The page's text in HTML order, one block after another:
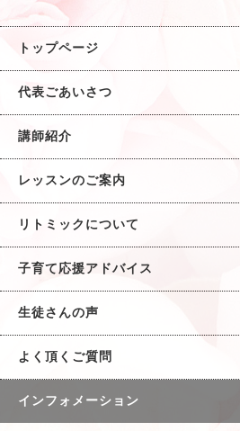
トップページ
代表ごあいさつ
講師紹介
レッスンのご案内
リトミックについて
子育て応援アドバイス
生徒さんの声
よく頂くご質問
インフォメーション